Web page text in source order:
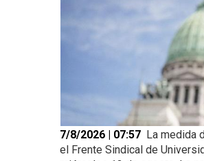
7/8/2026 | 07:57 La medida
el Frente Sindical de